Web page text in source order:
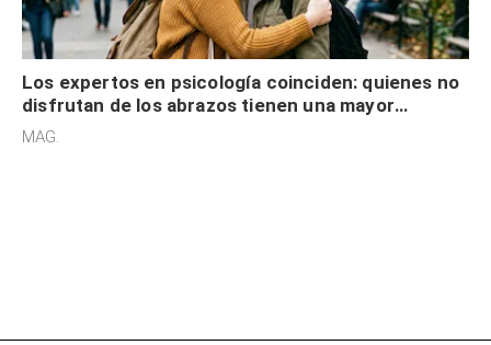
Los expertos en psicología coinciden: quienes no
disfrutan de los abrazos tienen una mayor
sensibilidad a los estímulos físicos y no es por
MAG.